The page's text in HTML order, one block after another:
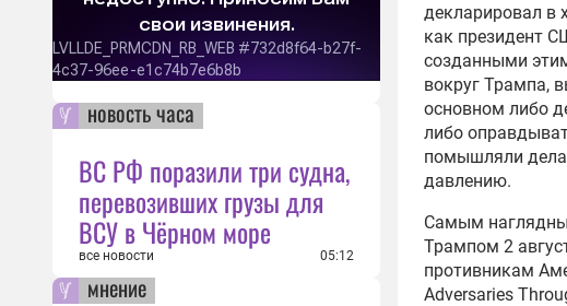
новость часа
ВС РФ поразили три судна,
перевозивших грузы для
ВСУ в Чёрном море
все новости 05:12
мнение
декларировал в
как президент
созданными
вокруг Трампа,
основном либо
либо
помышляли
давлению.
Самым
Трампом 2
противникам
Adversaries